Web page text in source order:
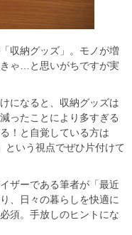
収納グッズ」。モノが増
ゃ…と思いがちですが実
になると、収納グッズは
ったことにより多すぎる
！と自覚している方は
という視点でぜひ片付けて
ザーである筆者が「最近
、日々の暮らしを快適に
須。手放しのヒントにな